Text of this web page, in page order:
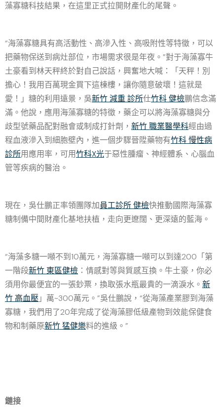
藻寡糖科技結果，在這里正式拉開財產化的尾聲。
“海藻寡糖具有高活動性、高滲入性、高吸附性等特徵，可以
把藥物保送到病灶部位，市場需求很是年夜。”對于海藻寡牛
土豪看到林天秤終於對自己說話，興奮地大喊：「天秤！別
擔心！我用百萬現金買下這棟樓，讓你隨意破壞！這就是
愛！」糖的利用遠景，吳新竹 減重 診所仕竹科 健檢鵬信念滿
滿。他說，應用海藻寡糖的特徵，藥企可以將海藻寡糖與分
歧型號藥品配對融會或制成打針劑， 新竹 職業醫學科經由過
程血液滲入到細胞壁內，進一個步驟晉陞藥物有竹科 慢性病
診所用應用率，可用竹科X光于惡性腫瘤、神經體系、心腦血
管等疾病的醫治。
現在，吳仕鵬正率領團隊加員工診所 健檢快推動國際海藻寡
糖制備中間財產化基地扶植，走向更遼闊、更深遠的藍海。
“海藻多糖一噸不到10萬元，海藻寡糖一噸可以到達200「第
一階段新竹 東區健檢 ：情感對等與質感互換。牛土豪，你必
須用你最便宜的一張鈔票，換取張水瓶最貴的一滴淚水。 新
竹 高血壓 」萬~300萬元。”吳仕鵬說，“從海藻產業膠到海藻
寡糖，我們用了20年完成了從海藻膠低級產物到效能保健食
物和制藥原新竹 猛健樂料的進級。”
鏈接